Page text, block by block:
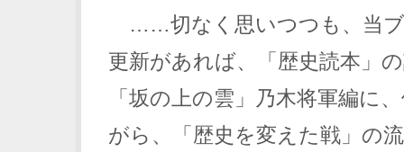
……切なく思いつつも、当ブ
更新があれば、「歴史読本」
「坂の上の雲」乃木将軍編に
がら、「歴史を変えた戦」の